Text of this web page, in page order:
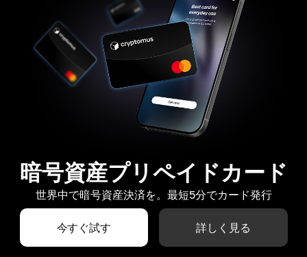
暗号資産プリペイドカード
世界中で暗号資産決済を。最短5分でカード発行
今すぐ試す 詳しく見る